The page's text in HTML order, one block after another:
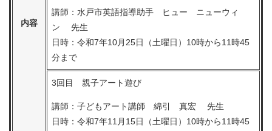
内容
講師：水戸市英語指導助手 ヒュー ニューウィ
ン 先生
日時：令和7年10月25日（土曜日）10時から11時45
分まで
3回目 親子アート遊び
講師：子どもアート講師 綿引 真宏 先生
日時：令和7年11月15日（土曜日）10時から11時45